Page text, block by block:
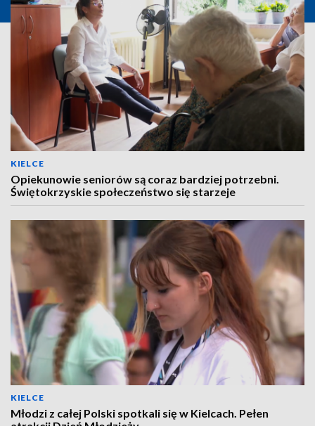
KIELCE
Opiekunowie seniorów są coraz bardziej potrzebni.
Świętokrzyskie społeczeństwo się starzeje
KIELCE
Młodzi z całej Polski spotkali się w Kielcach. Pełen